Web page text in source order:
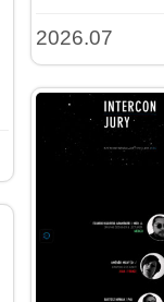
2026.07